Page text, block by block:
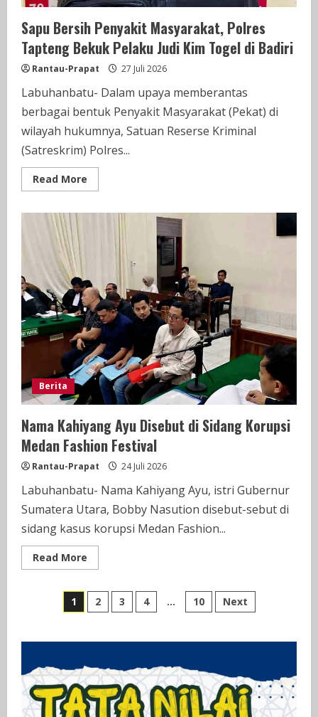
Sapu Bersih Penyakit Masyarakat, Polres
Tapteng Bekuk Pelaku Judi Kim Togel di Badiri
Rantau-Prapat 27 Juli 2026
Labuhanbatu- Dalam upaya memberantas
berbagai bentuk Penyakit Masyarakat (Pekat) di
wilayah hukumnya, Satuan Reserse Kriminal
(Satreskrim) Polres...
Read More
more
Penyakit
Masyarakat,
Pelaku
Judi
Kim
Togel
di
Badiri
Berita
Nama Kahiyang Ayu Disebut di Sidang Korupsi
Medan Fashion Festival
Rantau-Prapat 24 Juli 2026
Labuhanbatu- Nama Kahiyang Ayu, istri Gubernur
Sumatera Utara, Bobby Nasution disebut-sebut di
sidang kasus korupsi Medan Fashion...
Read More
more
Kahiyang
Ayu
Disebut
Korupsi
Fashion
Festival
Paginasi
pos
1 2 3 4 … 10 Next